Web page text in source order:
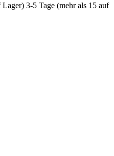
3-5 Tage (mehr als 15 auf